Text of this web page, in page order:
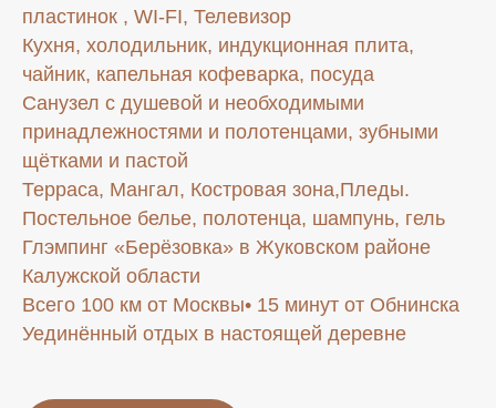
пластинок , WI-FI, Телевизор
Кухня, холодильник, индукционная плита,
чайник, капельная кофеварка, посуда
Санузел с душевой и необходимыми
принадлежностями и полотенцами, зубными
щётками и пастой
Терраса, Мангал, Костровая зона,Пледы.
Постельное белье, полотенца, шампунь, гель
Глэмпинг «Берёзовка» в Жуковском районе
Калужской области
Всего 100 км от Москвы• 15 минут от Обнинска
Уединённый отдых в настоящей деревне